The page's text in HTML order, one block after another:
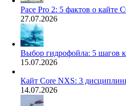
Pace Pro 2: 5 фактов о кайте
27.07.2026
Выбор гидрофойла: 5 шагов
15.07.2026
Кайт Core NXS: 3
14.07.2026